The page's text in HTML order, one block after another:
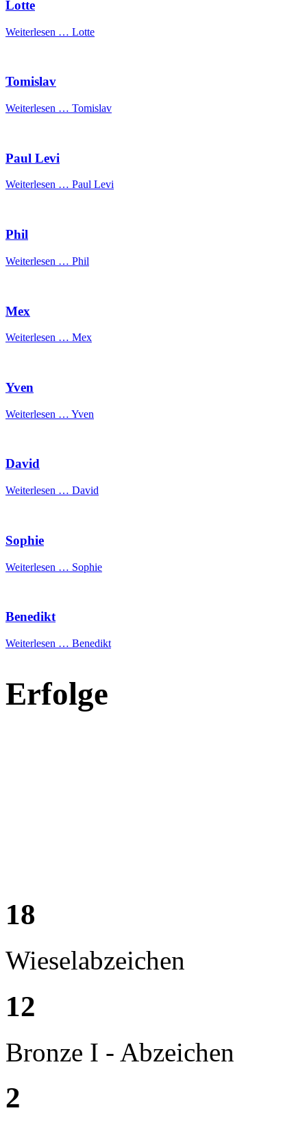
Lotte
Weiterlesen … Lotte
Tomislav
Weiterlesen … Tomislav
Paul Levi
Weiterlesen … Paul Levi
Phil
Weiterlesen … Phil
Mex
Weiterlesen … Mex
Yven
Weiterlesen … Yven
David
Weiterlesen … David
Sophie
Weiterlesen … Sophie
Benedikt
Weiterlesen … Benedikt
Erfolge
18
Wieselabzeichen
12
Bronze I - Abzeichen
2